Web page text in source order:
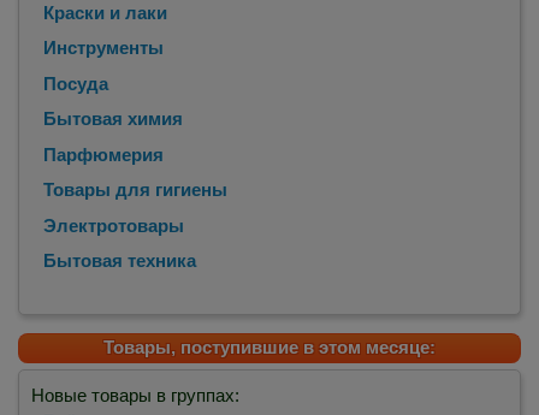
Краски и лаки
Инструменты
Посуда
Бытовая химия
Парфюмерия
Товары для гигиены
Электротовары
Бытовая техника
Товары, поступившие в этом месяце:
Новые товары в группах: